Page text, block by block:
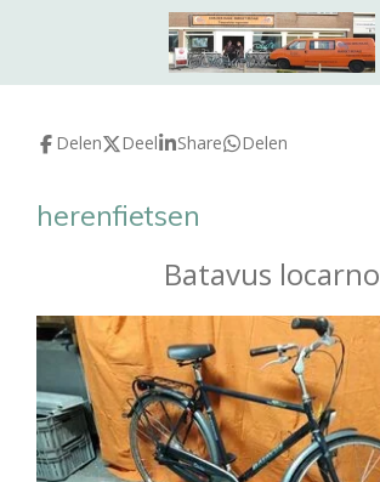
naar
hoofdinhoud
Delen Deel Share Delen
herenfietsen
Batavus locarno